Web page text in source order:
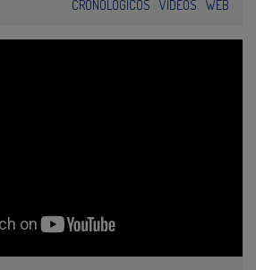
CRONOLÓGICOS VÍDEOS WEB